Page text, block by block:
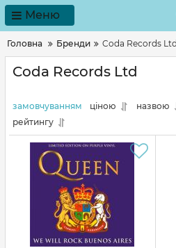
Меню
Головна Бренди Coda Records Ltd
Coda Records Ltd
замовчуванням ціною
назвою
рейтингу